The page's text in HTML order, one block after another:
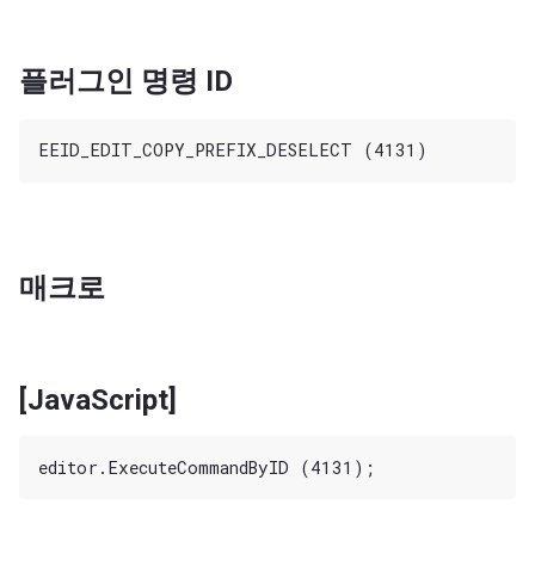
플러그인 명령 ID
매크로
[JavaScript]